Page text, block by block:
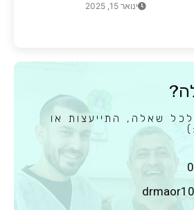
ינואר 15, 2025
לכל שאלה, התייעצות או